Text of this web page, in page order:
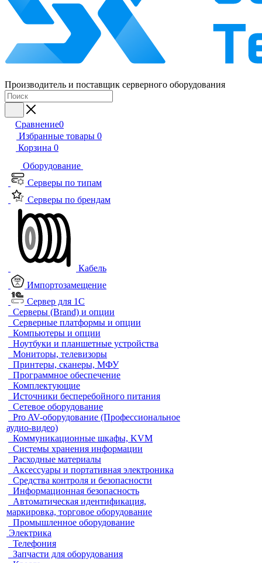
Производитель и поставщик серверного оборудования
Сравнение0
Избранные товары 0
Корзина 0
Оборудование
Серверы по типам
Серверы по брендам
Кабель
Импортозамещение
Сервер для 1С
Серверы (Brand) и опции
Серверные платформы и опции
Компьютеры и опции
Ноутбуки и планшетные устройства
Мониторы, телевизоры
Принтеры, сканеры, МФУ
Программное обеспечение
Комплектующие
Источники бесперебойного питания
Сетевое оборудование
Pro AV-оборудование (Профессиональное
аудио-видео)
Коммуникационные шкафы, KVM
Системы хранения информации
Расходные материалы
Аксессуары и портативная электроника
Средства контроля и безопасности
Информационная безопасность
Автоматическая идентификация,
маркировка, торговое оборудование
Промышленное оборудование
Электрика
Телефония
Запчасти для оборудования